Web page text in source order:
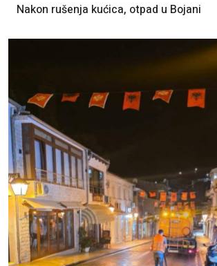
Nakon rušenja kućica, otpad u Bojani